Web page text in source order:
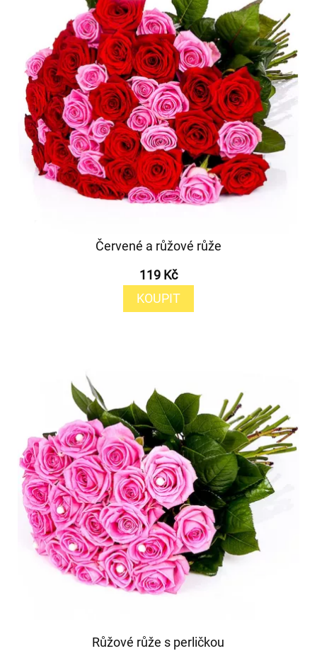
Červené a růžové růže
119 Kč
KOUPIT
Růžové růže s perličkou